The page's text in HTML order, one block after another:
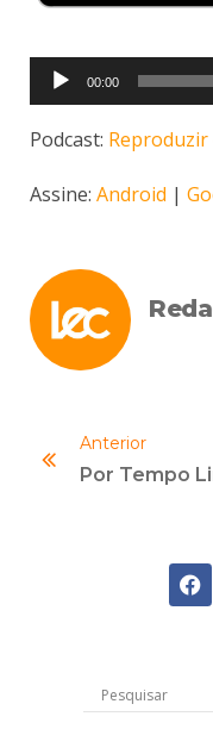
Tocador
de
áudio
00:00
Podcast: Reproduzir
Assine: Android |
Anterior